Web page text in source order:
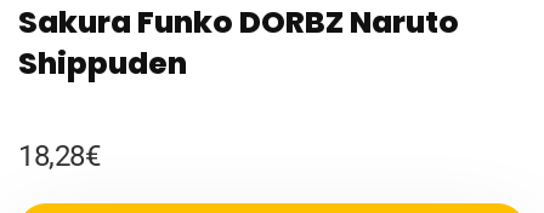
Sakura Funko DORBZ Naruto
Shippuden
18,28€